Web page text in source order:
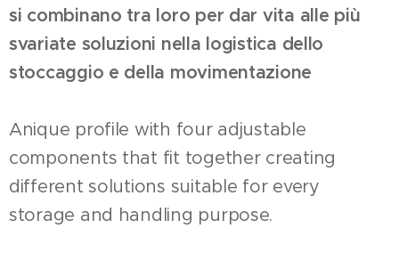
si combinano tra loro per dar vita alle più
svariate soluzioni nella logistica dello
stoccaggio e della movimentazione
Anique profile with four adjustable
components that fit together creating
different solutions suitable for every
storage and handling purpose.